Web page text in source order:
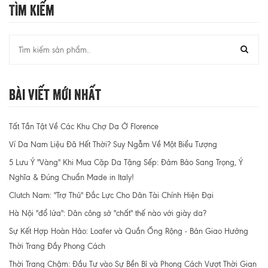
Tìm Kiếm
Bài Viết Mới Nhất
Tất Tần Tật Về Các Khu Chợ Da Ở Florence
Ví Da Nam Liệu Đã Hết Thời? Suy Ngẫm Về Một Biểu Tượng
5 Lưu Ý "Vàng" Khi Mua Cặp Da Tặng Sếp: Đảm Bảo Sang Trọng, Ý
Nghĩa & Đúng Chuẩn Made in Italy!
Clutch Nam: "Trợ Thủ" Đắc Lực Cho Dân Tài Chính Hiện Đại
Hà Nội "đổ lửa": Dân công sở "chất" thế nào với giày da?
Sự Kết Hợp Hoàn Hảo: Loafer và Quần Ống Rộng - Bản Giao Hưởng
Thời Trang Đầy Phong Cách
Thời Trang Chậm: Đầu Tư vào Sự Bền Bỉ và Phong Cách Vượt Thời Gian